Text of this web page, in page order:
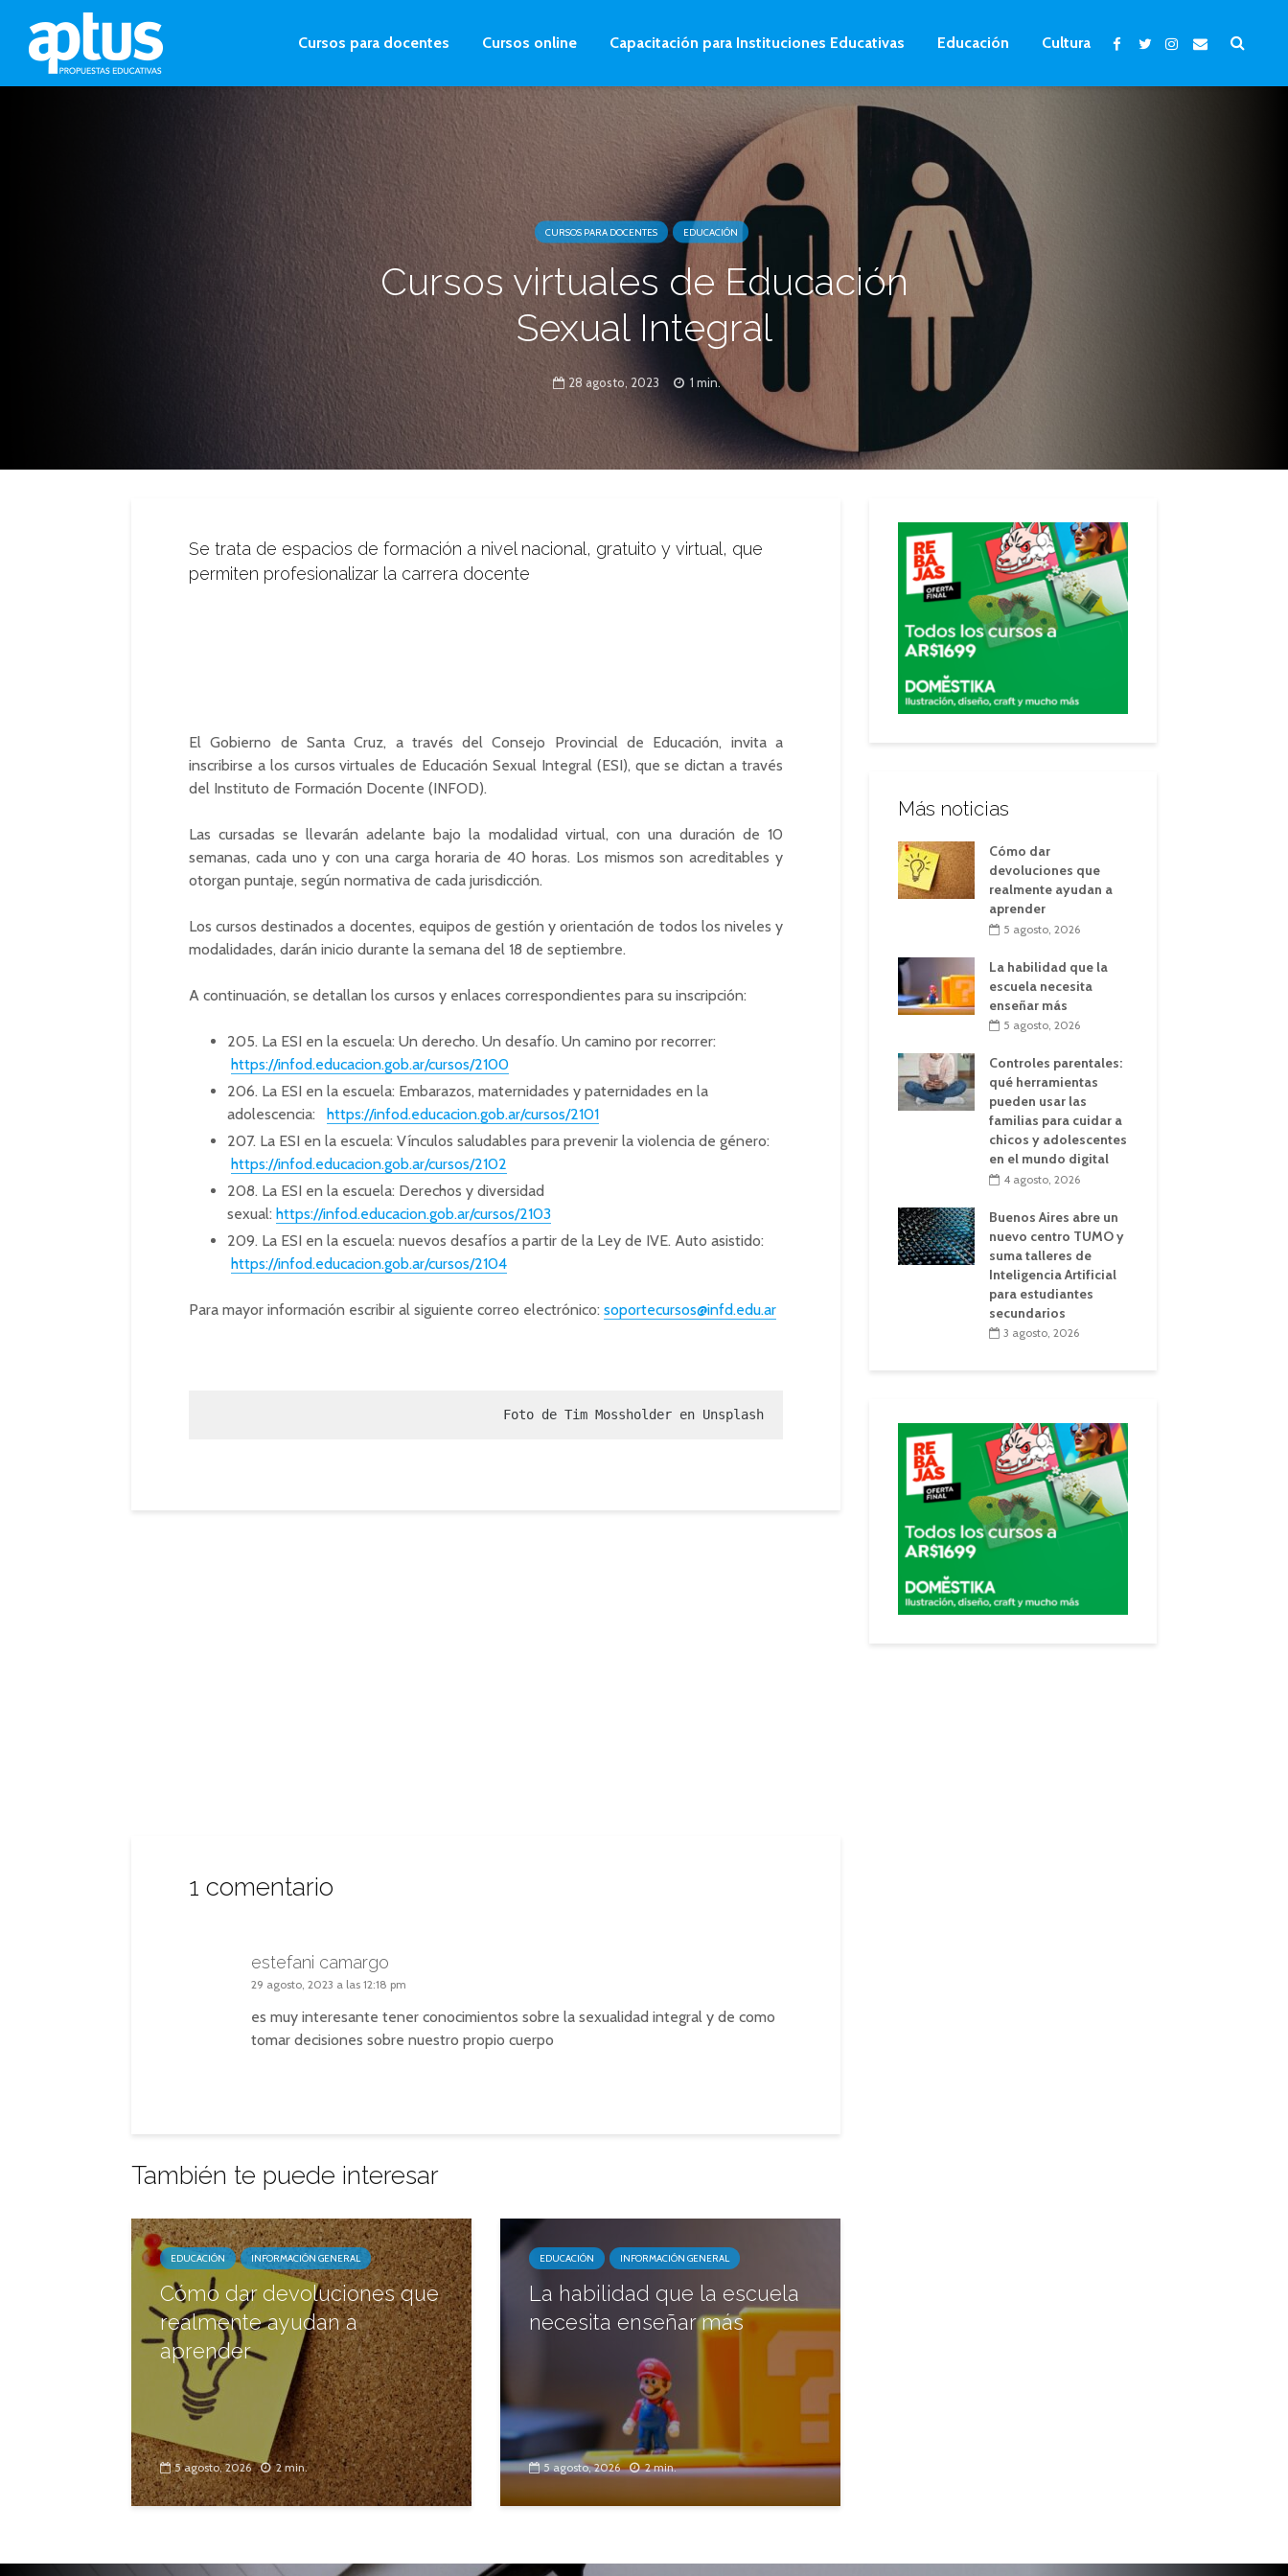
Cursos para docentes Cursos online Capacitación para Instituciones Educativas Educación Cultura
CURSOS PARA DOCENTES EDUCACIÓN
Cursos virtuales de Educación
Sexual Integral
28 agosto, 2023 1 min.
Se trata de espacios de formación a nivel nacional, gratuito y virtual, que
permiten profesionalizar la carrera docente
El Gobierno de Santa Cruz, a través del Consejo Provincial de Educación, invita a
inscribirse a los cursos virtuales de Educación Sexual Integral (ESI), que se dictan a través
del Instituto de Formación Docente (INFOD).
Las cursadas se llevarán adelante bajo la modalidad virtual, con una duración de 10
semanas, cada uno y con una carga horaria de 40 horas. Los mismos son acreditables y
otorgan puntaje, según normativa de cada jurisdicción.
Los cursos destinados a docentes, equipos de gestión y orientación de todos los niveles y
modalidades, darán inicio durante la semana del 18 de septiembre.
A continuación, se detallan los cursos y enlaces correspondientes para su inscripción:
205. La ESI en la escuela: Un derecho. Un desafío. Un camino por recorrer:
https://infod.educacion.gob.ar/cursos/2100
206. La ESI en la escuela: Embarazos, maternidades y paternidades en la
adolescencia: https://infod.educacion.gob.ar/cursos/2101
207. La ESI en la escuela: Vínculos saludables para prevenir la violencia de género:
https://infod.educacion.gob.ar/cursos/2102
208. La ESI en la escuela: Derechos y diversidad
sexual: https://infod.educacion.gob.ar/cursos/2103
209. La ESI en la escuela: nuevos desafíos a partir de la Ley de IVE. Auto asistido:
https://infod.educacion.gob.ar/cursos/2104
Para mayor información escribir al siguiente correo electrónico: soportecursos@infd.edu.ar
Foto de Tim Mossholder en Unsplash
1 comentario
estefani camargo
29 agosto, 2023 a las 12:18 pm
es muy interesante tener conocimientos sobre la sexualidad integral y de como
tomar decisiones sobre nuestro propio cuerpo
También te puede interesar
EDUCACIÓN INFORMACIÓN GENERAL
Cómo dar devoluciones que
realmente ayudan a
aprender
5 agosto, 2026 2 min.
EDUCACIÓN INFORMACIÓN GENERAL
La habilidad que la escuela
necesita enseñar más
5 agosto, 2026 2 min.
Más noticias
Cómo dar
devoluciones que
realmente ayudan a
aprender
5 agosto, 2026
La habilidad que la
escuela necesita
enseñar más
5 agosto, 2026
Controles parentales:
qué herramientas
pueden usar las
familias para cuidar a
chicos y adolescentes
en el mundo digital
4 agosto, 2026
Buenos Aires abre un
nuevo centro TUMO y
suma talleres de
Inteligencia Artificial
para estudiantes
secundarios
3 agosto, 2026